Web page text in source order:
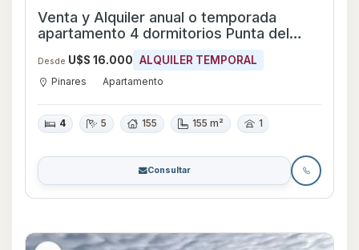
Venta y Alquiler anual o temporada
apartamento 4 dormitorios Punta del
Este Poseidon - Pinares
Desde U$S 16.000 ALQUILER TEMPORAL
Pinares Apartamento
4 5 155 155 m² 1
Consultar